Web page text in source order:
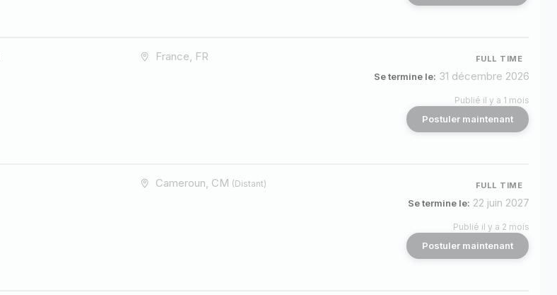
France, FR FULL TIME
Se termine le: 31 décembre 2026
Publié il y a 1 mois
Postuler maintenant
Cameroun, CM (Distant) FULL TIME
Se termine le: 22 juin 2027
Publié il y a 2 mois
Postuler maintenant